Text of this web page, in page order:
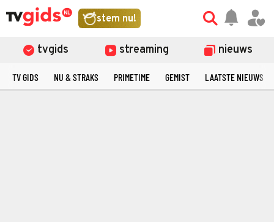
stem nu!
tvgids streaming nieuws
TV GIDS NU & STRAKS PRIMETIME GEMIST LAATSTE NIEUWS